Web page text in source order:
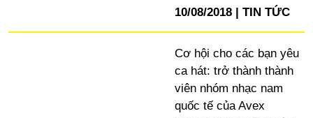
10/08/2018
TIN TỨC
Cơ hội cho các bạn yêu
ca hát: trở thành thành
viên nhóm nhạc nam
quốc tế của Avex